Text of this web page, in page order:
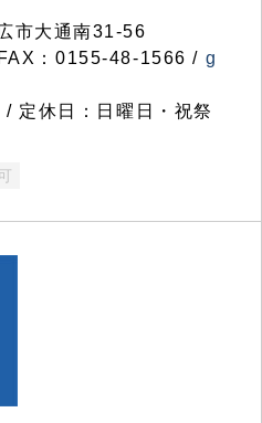
市大通南31-56
：0155-48-1566 / g
定休日：日曜日・祝祭